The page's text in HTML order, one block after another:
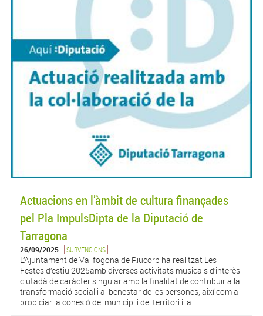
Actuacions en l’àmbit de cultura finançades
pel Pla ImpulsDipta de la Diputació de
Tarragona
26/09/2025 SUBVENCIONS
L’Ajuntament de Vallfogona de Riucorb ha realitzat Les
Festes d’estiu 2025amb diverses activitats musicals d’interès
ciutadà de caràcter singular amb la finalitat de contribuir a la
transformació social i al benestar de les persones, així com a
propiciar la cohesió del municipi i del territori i la...